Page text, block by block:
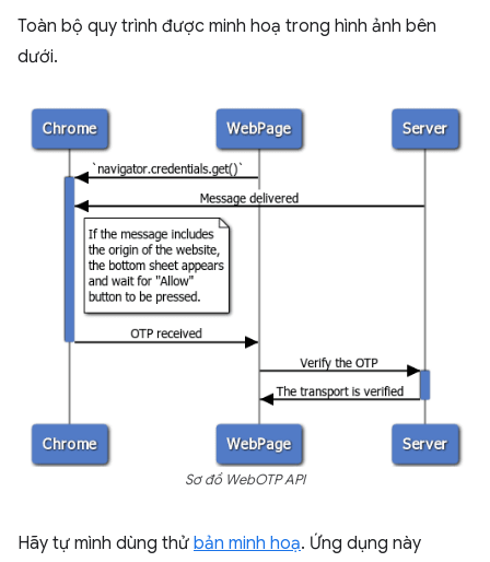
Toàn bộ quy trình được minh hoạ trong hình ảnh bên
dưới.
Sơ đồ WebOTP API
Hãy tự mình dùng thử bản minh hoạ. Ứng dụng này